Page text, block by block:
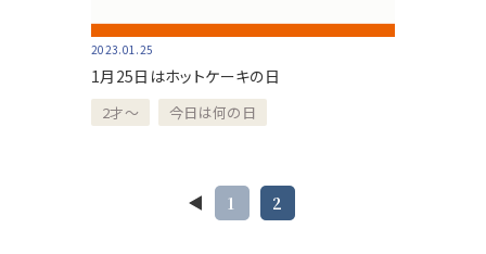
2023.01.25
1月25日はホットケーキの日
2才～ 今日は何の日
1 2